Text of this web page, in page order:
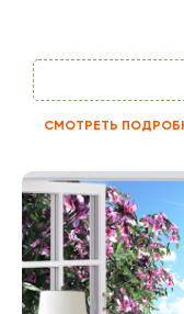
СМОТРЕТЬ